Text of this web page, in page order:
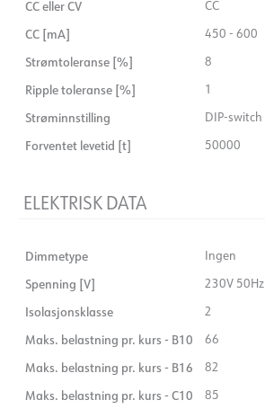
CC eller CV CC
CC [mA] 450 - 600
Strømtoleranse [%] 8
Ripple toleranse [%] 1
Strøminnstilling DIP-switch
Forventet levetid [t] 50000
ELEKTRISK DATA
Dimmetype Ingen
Spenning [V] 230V 50Hz
Isolasjonsklasse 2
Maks. belastning pr. kurs - B10 66
Maks. belastning pr. kurs - B16 82
Maks. belastning pr. kurs - C10 85